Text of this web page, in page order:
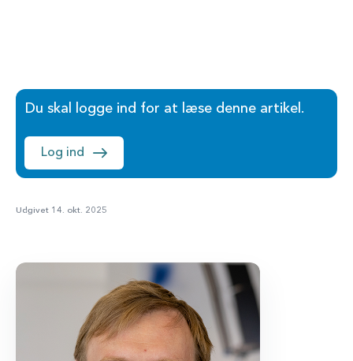
Du skal logge ind for at læse denne artikel.
Log ind
Udgivet 14. okt. 2025